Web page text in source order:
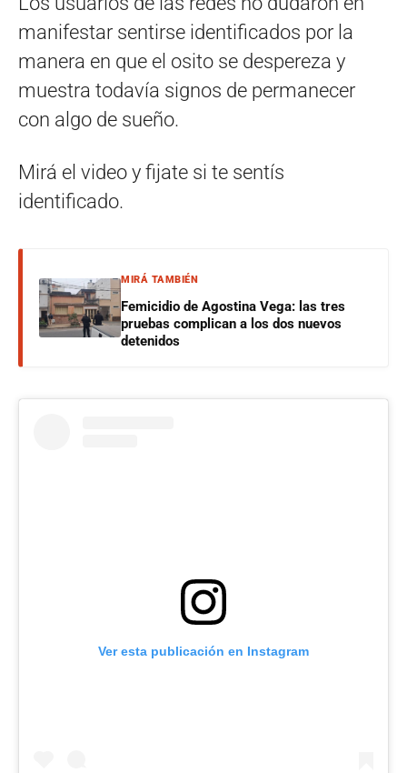
manifestar sentirse identificados por la
manera en que el osito se despereza y
muestra todavía signos de permanecer
con algo de sueño.
Mirá el video y fijate si te sentís
identificado.
MIRÁ TAMBIÉN
Femicidio de Agostina Vega: las tres
pruebas complican a los dos nuevos
detenidos
Ver esta publicación en Instagram